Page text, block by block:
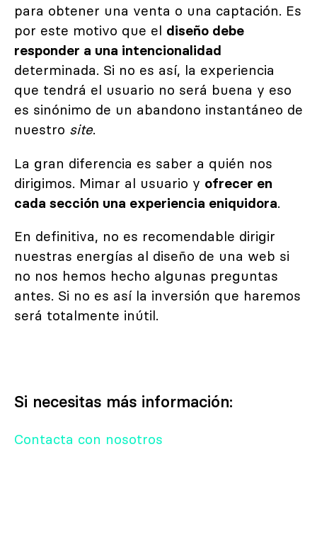
para obtener una venta o una captación. Es
por este motivo que el diseño debe
responder a una intencionalidad
determinada. Si no es así, la experiencia
que tendrá el usuario no será buena y eso
es sinónimo de un abandono instantáneo de
nuestro site.
La gran diferencia es saber a quién nos
dirigimos. Mimar al usuario y ofrecer en
cada sección una experiencia eniquidora.
En definitiva, no es recomendable dirigir
nuestras energías al diseño de una web si
no nos hemos hecho algunas preguntas
antes. Si no es así la inversión que haremos
será totalmente inútil.
Si necesitas más información:
Contacta con nosotros